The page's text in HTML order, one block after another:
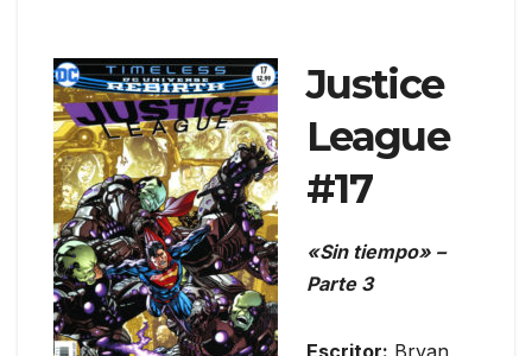
Justice
League
#17
«Sin tiempo» –
Parte 3